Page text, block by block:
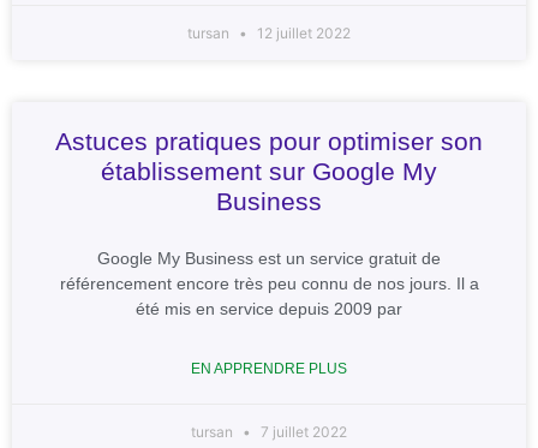
tursan 12 juillet 2022
Astuces pratiques pour optimiser son
établissement sur Google My
Business
Google My Business est un service gratuit de
référencement encore très peu connu de nos jours. Il a
été mis en service depuis 2009 par
EN APPRENDRE PLUS
tursan 7 juillet 2022